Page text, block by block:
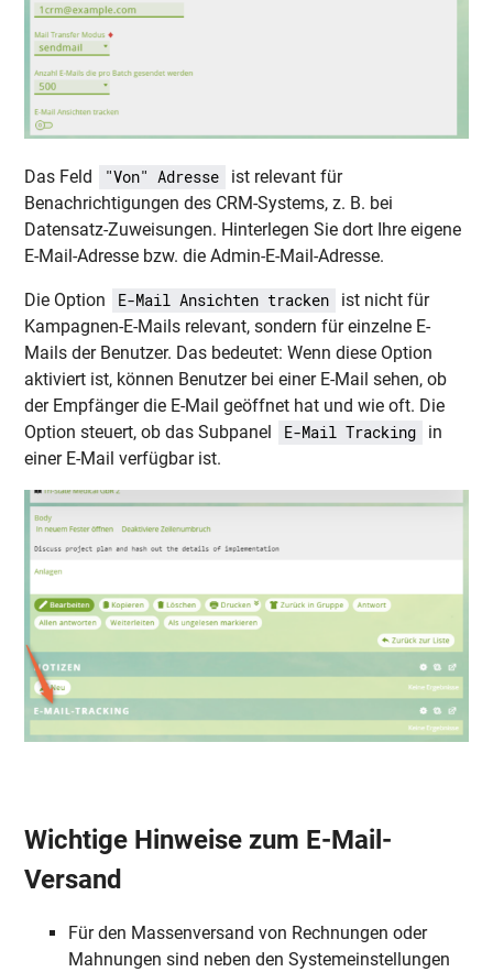
Das Feld "Von" Adresse
ist relevant für
Benachrichtigungen des CRM-Systems, z. B. bei
Datensatz-Zuweisungen. Hinterlegen Sie dort Ihre eigene
E-Mail-Adresse bzw. die Admin-E-Mail-Adresse.
Die Option E-Mail Ansichten tracken
ist nicht für
Kampagnen-E-Mails relevant, sondern für einzelne E-
Mails der Benutzer. Das bedeutet: Wenn diese Option
aktiviert ist, können Benutzer bei einer E-Mail sehen, ob
der Empfänger die E-Mail geöffnet hat und wie oft. Die
Option steuert, ob das Subpanel
E-Mail Tracking
in
einer E-Mail verfügbar ist.
Wichtige Hinweise zum E-Mail-
Versand
Für den Massenversand von Rechnungen oder
Mahnungen sind neben den Systemeinstellungen